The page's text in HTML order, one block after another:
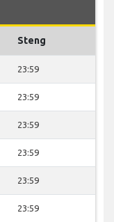
Steng
23:59
23:59
23:59
23:59
23:59
23:59